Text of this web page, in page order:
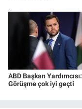
ABD Başkan Yardımcısı:
Görüşme çok iyi geçti